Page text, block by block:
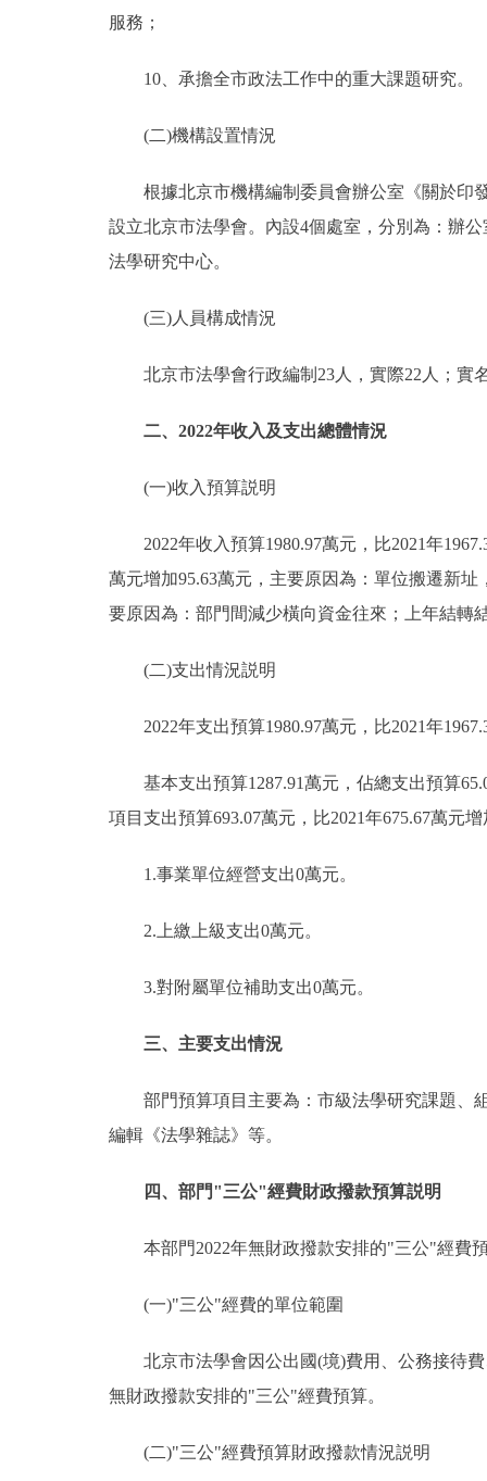
服務；
10、承擔全市政法工作中的重大課題研究。
(二)機構設置情況
根據北京市機構編制委員會辦公室《關於印發
設立北京市法學會。內設4個處室，分別為：辦
法學研究中心。
(三)人員構成情況
北京市法學會行政編制23人，實際22人；實名
二、2022年收入及支出總體情況
(一)收入預算説明
2022年收入預算1980.97萬元，比2021年
萬元增加95.63萬元，主要原因為：單位搬遷新
要原因為：部門間減少橫向資金往來；上年結轉
(二)支出情況説明
2022年支出預算1980.97萬元，比2021年
基本支出預算1287.91萬元，佔總支出預算
項目支出預算693.07萬元，比2021年675.67萬元
1.事業單位經營支出0萬元。
2.上繳上級支出0萬元。
3.對附屬單位補助支出0萬元。
三、主要支出情況
部門預算項目主要為：市級法學研究課題、組
編輯《法學雜誌》等。
四、部門"三公"經費財政撥款預算説明
本部門2022年無財政撥款安排的"三公"經費
(一)"三公"經費的單位範圍
北京市法學會因公出國(境)費用、公務接待費
無財政撥款安排的"三公"經費預算。
(二)"三公"經費預算財政撥款情況説明